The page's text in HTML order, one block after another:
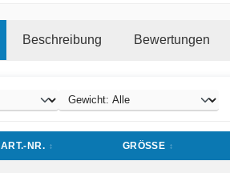
Beschreibung Bewertungen
ART.-NR. GRÖSSE